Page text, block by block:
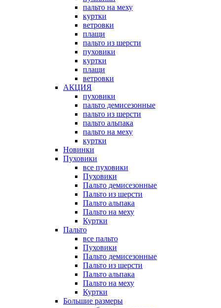
пальто на меху
куртки
ветровки
плащи
пальто из шерсти
пуховики
куртки
плащи
ветровки
АКЦИЯ
пуховики
пальто демисезонные
пальто из шерсти
пальто альпака
пальто на меху
куртки
Новинки
Пуховики
все пуховики
Пуховики
Пальто демисезонные
Пальто из шерсти
Пальто альпака
Пальто на меху
Куртки
Пальто
все пальто
Пуховики
Пальто демисезонные
Пальто из шерсти
Пальто альпака
Пальто на меху
Куртки
Большие размеры